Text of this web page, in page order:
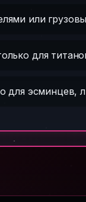
или
для
для эсминцев,